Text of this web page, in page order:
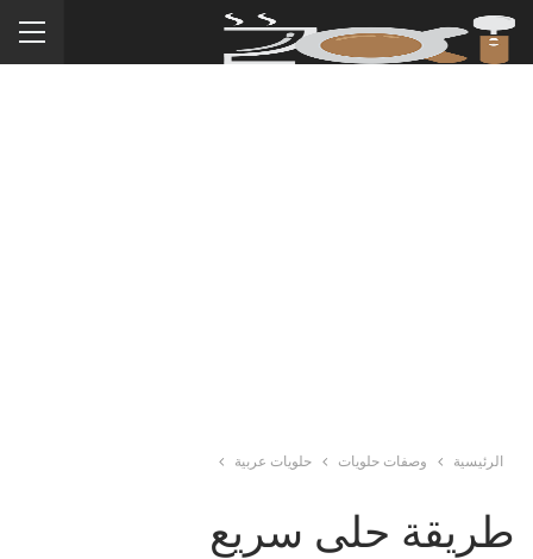
الرئيسية وصفات حلويات حلويات عربية
طريقة حلى سريع